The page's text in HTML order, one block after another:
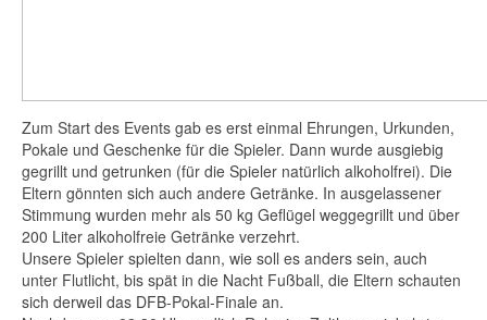
Zum Start des Events gab es erst einmal Ehrungen, Urkunden,
Pokale und Geschenke für die Spieler. Dann wurde ausgiebig
gegrillt und getrunken (für die Spieler natürlich alkoholfrei). Die
Eltern gönnten sich auch andere Getränke. In ausgelassener
Stimmung wurden mehr als 50 kg Geflügel weggegrillt und über
200 Liter alkoholfreie Getränke verzehrt.
Unsere Spieler spielten dann, wie soll es anders sein, auch
unter Flutlicht, bis spät in die Nacht Fußball, die Eltern schauten
sich derweil das DFB-Pokal-Finale an.